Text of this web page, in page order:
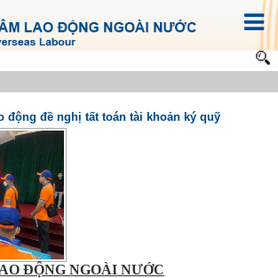
động đề nghị tất toán tài khoản ký quỹ
ĐỘNG NGOÀI NƯỚC